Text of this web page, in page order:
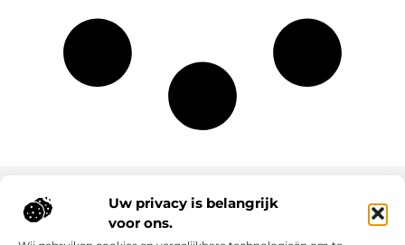
Uw privacy is belangrijk
voor ons.
Onze informatie